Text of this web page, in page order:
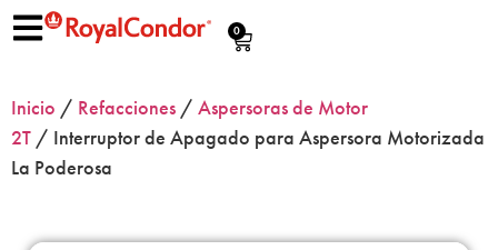
0
Inicio / Refacciones / Aspersoras de Motor
2T / Interruptor de Apagado para Aspersora Motorizada
La Poderosa